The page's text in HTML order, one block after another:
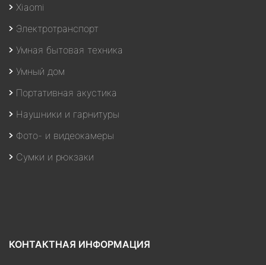
Xiaomi
Электротранспорт
Умная бытовая техника
Умный дом
Портативная акустика
Наушники и гарнитуры
Фото- и видеокамеры
Сумки и рюкзаки
КОНТАКТНАЯ ИНФОРМАЦИЯ